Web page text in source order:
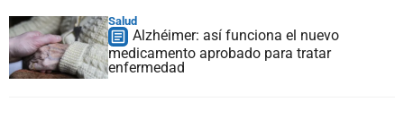
Salud
Alzhéimer: así funciona el nuevo
medicamento aprobado para tratar
enfermedad